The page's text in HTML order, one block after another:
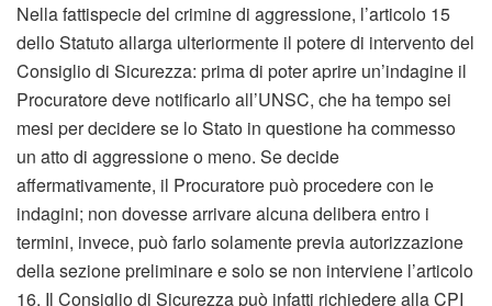
Nella fattispecie del crimine di aggressione, l’articolo 15
dello Statuto allarga ulteriormente il potere di intervento del
Consiglio di Sicurezza: prima di poter aprire un’indagine il
Procuratore deve notificarlo all’UNSC, che ha tempo sei
mesi per decidere se lo Stato in questione ha commesso
un atto di aggressione o meno. Se decide
affermativamente, il Procuratore può procedere con le
indagini; non dovesse arrivare alcuna delibera entro i
termini, invece, può farlo solamente previa autorizzazione
della sezione preliminare e solo se non interviene l’articolo
16. Il Consiglio di Sicurezza può infatti richiedere alla CPI